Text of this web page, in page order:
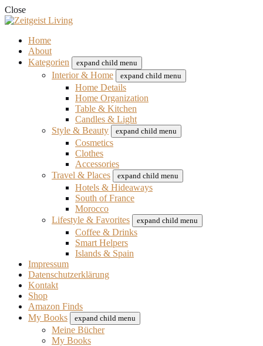
Close
Home
About
Kategorien
expand child menu
Interior & Home expand child menu
Home Details
Home Organization
Table & Kitchen
Candles & Light
Style & Beauty
expand child menu
Cosmetics
Clothes
Accessories
Travel & Places
expand child menu
Hotels & Hideaways
South of France
Morocco
Lifestyle & Favorites
expand child menu
Coffee & Drinks
Smart Helpers
Islands & Spain
Impressum
Datenschutzerklärung
Kontakt
Shop
Amazon Finds
My Books
expand child menu
Meine Bücher
My Books